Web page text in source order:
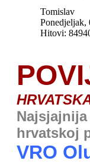
Tomislav
Ponedjeljak,
Hitovi:
hrvatskoj
VRO